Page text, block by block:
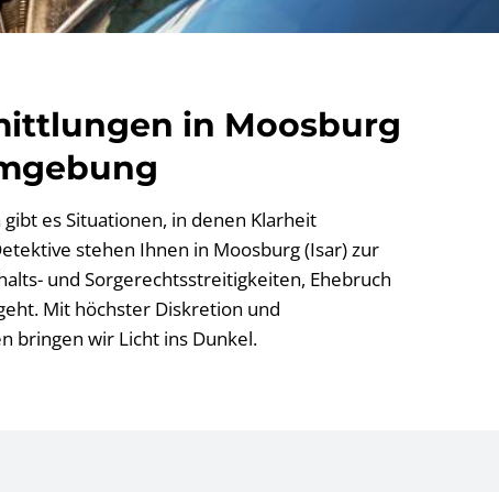
in Moosburg
es Situationen, in denen Klarheit
stehen Ihnen in Moosburg (Isar) zur
und Sorgerechtsstreitigkeiten, Ehebruch
Mit höchster Diskretion und
bringen wir Licht ins Dunkel.